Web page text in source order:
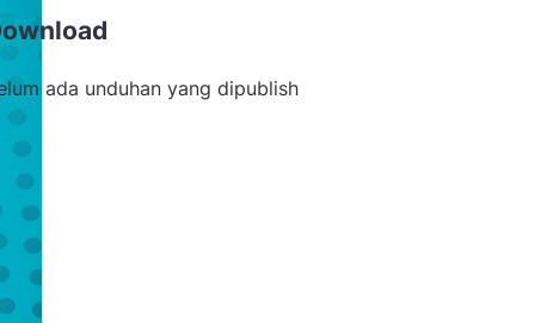
ada unduhan yang dipublish